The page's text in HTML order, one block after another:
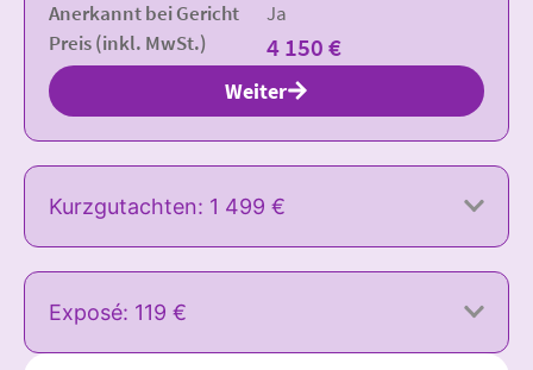
Anerkannt bei Gericht
Ja
Preis (inkl. MwSt.)
4 150 €
Weiter
Kurzgutachten: 1 499 €
Exposé: 119 €